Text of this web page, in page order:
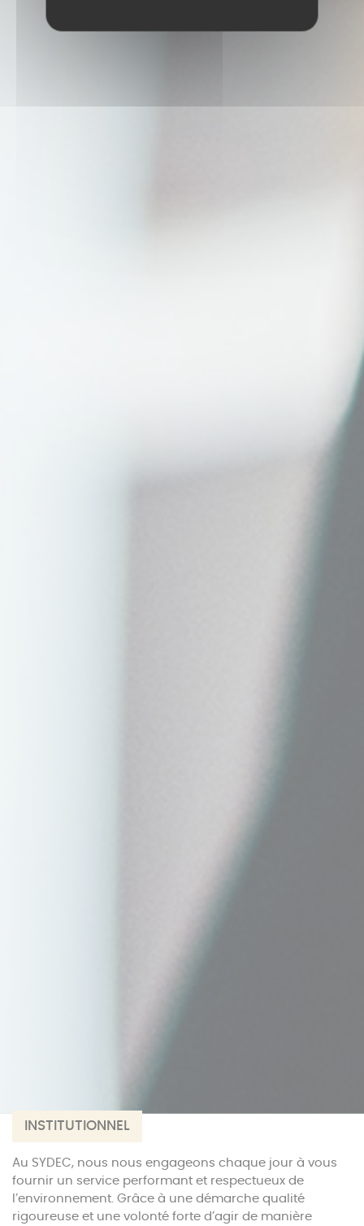
INSTITUTIONNEL
Au SYDEC, nous nous engageons chaque jour à vous
fournir un service performant et respectueux de
l’environnement. Grâce à une démarche qualité
rigoureuse et une volonté forte d’agir de manière